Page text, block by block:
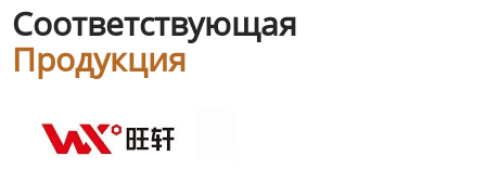
Соответствующая
Продукция